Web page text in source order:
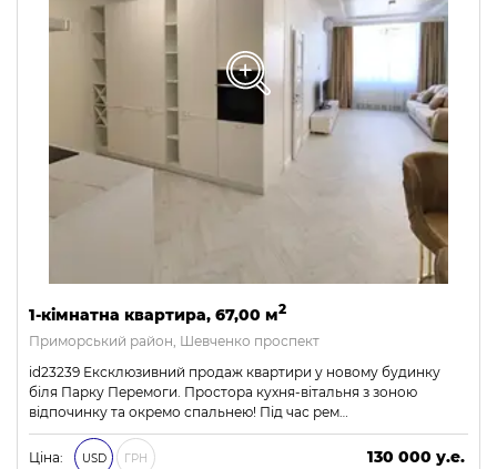
1-кімнатна квартира, 67,00 м2
Приморський район, Шевченко проспект
id23239 Ексклюзивний продаж квартири у новому будинку
біля Парку Перемоги. Простора кухня-вітальня з зоною
відпочинку та окремо спальнею! Під час рем…
Ціна: USD ГРН 130 000 у.е.